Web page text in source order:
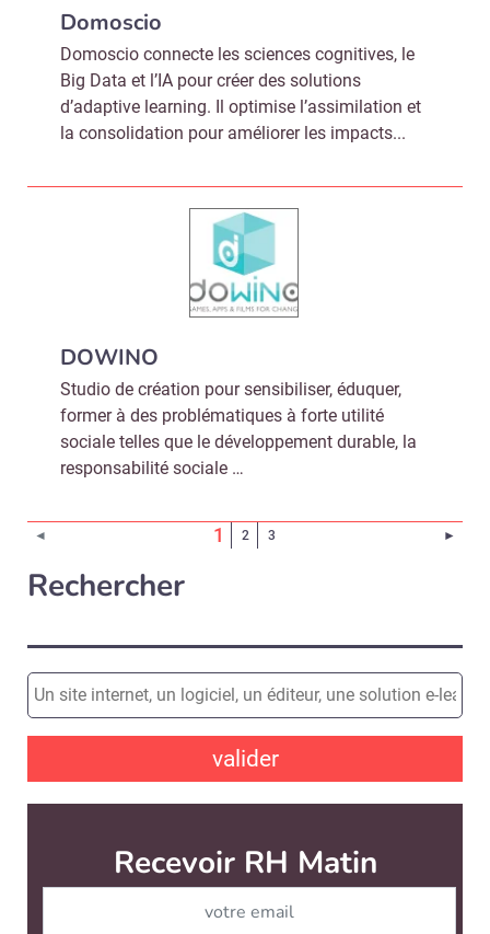
Domoscio
Domoscio connecte les sciences cognitives, le
Big Data et l’IA pour créer des solutions
d’adaptive learning. Il optimise l’assimilation et
la consolidation pour améliorer les impacts...
DOWINO
Studio de création pour sensibiliser, éduquer,
former à des problématiques à forte utilité
sociale telles que le développement durable, la
responsabilité sociale …
◄ 1 (Page courante)
2 3 ►
Rechercher
valider
News Tank RH